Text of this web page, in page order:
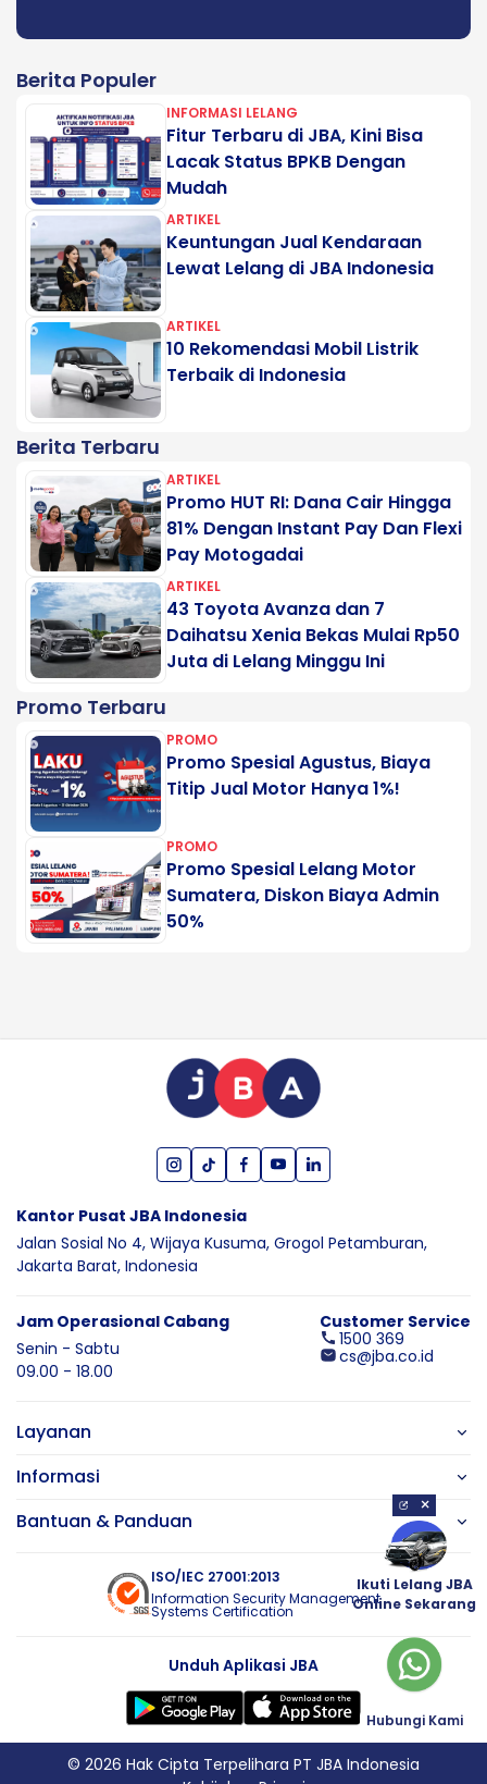
Berita Populer
INFORMASI LELANG
Fitur Terbaru di JBA, Kini Bisa
Lacak Status BPKB Dengan
Mudah
ARTIKEL
Keuntungan Jual Kendaraan
Lewat Lelang di JBA Indonesia
ARTIKEL
10 Rekomendasi Mobil Listrik
Terbaik di Indonesia
Berita Terbaru
ARTIKEL
Promo HUT RI: Dana Cair Hingga
81% Dengan Instant Pay Dan Flexi
Pay Motogadai
ARTIKEL
43 Toyota Avanza dan 7
Daihatsu Xenia Bekas Mulai Rp50
Juta di Lelang Minggu Ini
Promo Terbaru
PROMO
Promo Spesial Agustus, Biaya
Titip Jual Motor Hanya 1%!
PROMO
Promo Spesial Lelang Motor
Sumatera, Diskon Biaya Admin
50%
Kantor Pusat JBA Indonesia
Jalan Sosial No 4, Wijaya Kusuma, Grogol Petamburan,
Jakarta Barat, Indonesia
Jam Operasional Cabang
Senin - Sabtu
09.00 - 18.00
Customer Service
1500 369
cs@jba.co.id
Layanan
Informasi
Bantuan & Panduan
ISO/IEC 27001:2013
Information Security Management
Systems Certification
Unduh Aplikasi JBA
© 2026 Hak Cipta Terpelihara PT JBA Indonesia
×
Ikuti Lelang JBA
Online Sekarang
Hubungi Kami